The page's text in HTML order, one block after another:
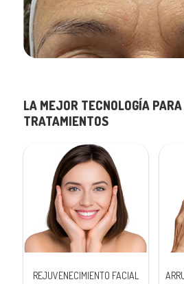
LA MEJOR TECNOLOGÍA
TRATAMIENTOS
REJUVENECIMIENTO FACIAL